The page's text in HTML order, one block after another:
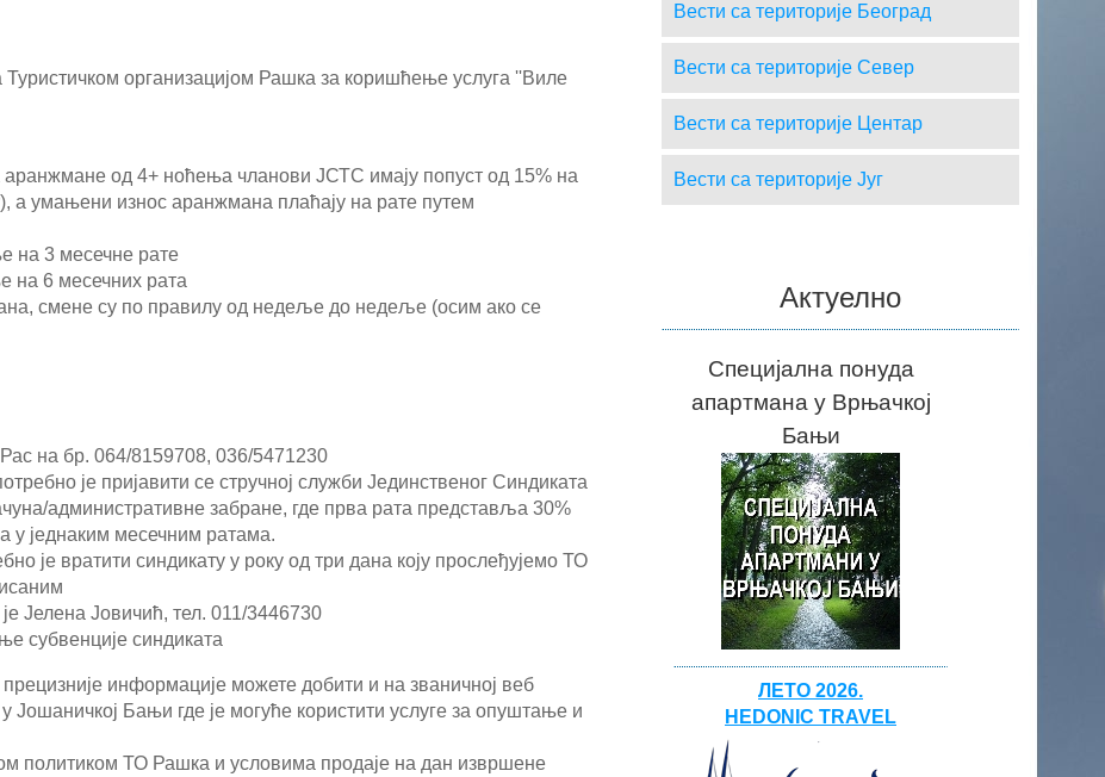
организацијом Рашка за коришћење услуга ''Виле
од 4+ ноћења чланови ЈСТС имају попуст од 15% на
а умањени износ аранжмана плаћају на рате путем
на 3 месечне рате
на 6 месечних рата
смене су по правилу од недеље до недеље (осим ако се
на бр. 064/8159708, 036/5471230
је пријавити се стручној служби Јединственог Синдиката
административне забране, где прва рата представља 30%
у једнаким месечним ратама.
је вратити синдикату у року од три дана коју прослеђујемо ТО
Јелена Јовичић, тел. 011/3446730
субвенције синдиката
информације можете добити и на званичној веб
Бањи где је могуће користити услуге за опуштање и
политиком ТО Рашка и условима продаје на дан извршене
Вести са територије Београд
Вести са територије Север
Вести са територије Центар
Вести са територије Југ
Актуелно
Специјална понуда
апартмана у Врњачкој
Бањи
ЛЕТО 2026.
HEDONIC TRAVEL